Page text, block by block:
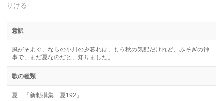
りける
意訳
風がそよぐ、ならの小川の夕暮れは、もう秋の気配だけれど、みそぎの神
事で、まだ夏なのだと、知りました。
歌の種類
夏 『新勅撰集 夏192』